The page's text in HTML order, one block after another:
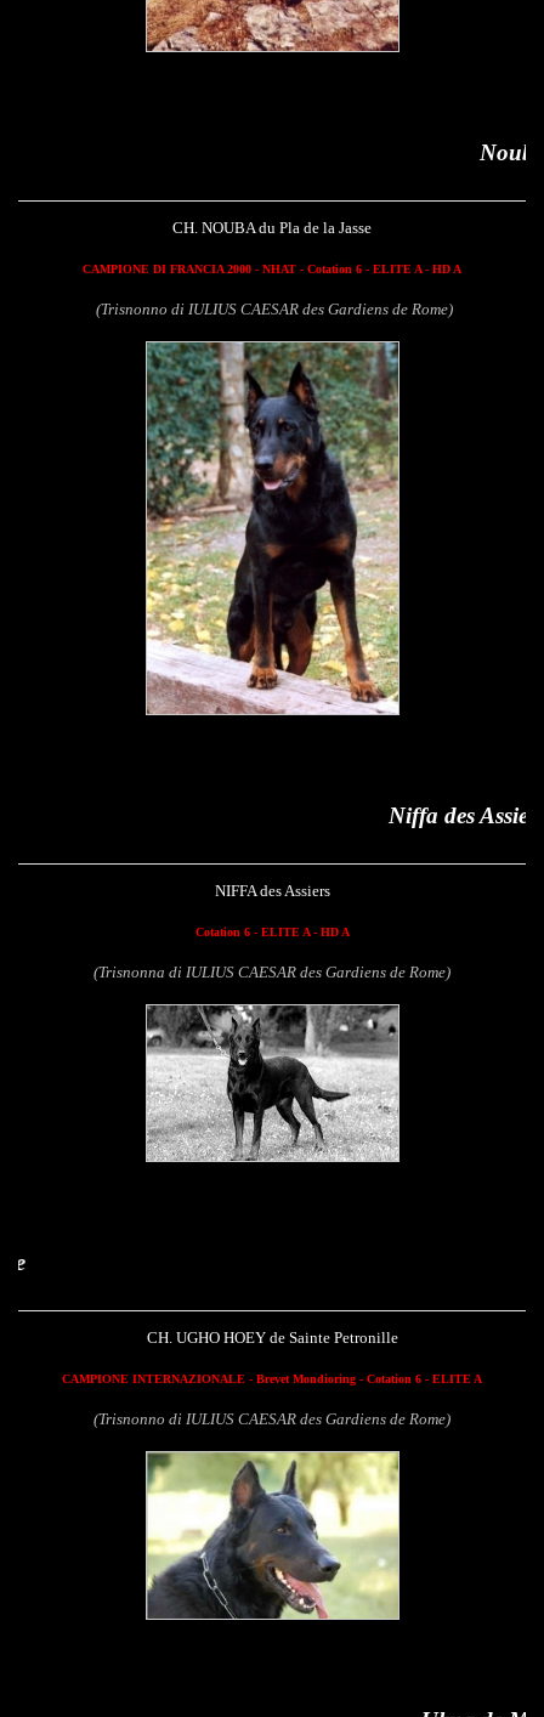
Nouba du Pla de la Jasse
CH. NOUBA du Pla de la Jasse
CAMPIONE DI FRANCIA 2000 - NHAT - Cotation 6 - ELITE A - HD A
(Trisnonno di IULIUS CAESAR des Gardiens de Rome)
NIFFA des Assiers
Cotation 6 - ELITE A - HD A
(Trisnonna di IULIUS CAESAR des Gardiens de Rome)
CH. UGHO HOEY de Sainte Petronille
CAMPIONE INTERNAZIONALE - Brevet Mondioring - Cotation 6 - ELITE A
(Trisnonno di IULIUS CAESAR des Gardiens de Rome)